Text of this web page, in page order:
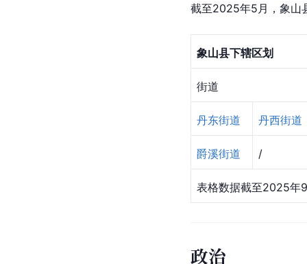
截至2025年5月，象山
象山县下辖区划
街道
丹东街道 丹西街道
爵溪街道 /
表格数据截至2025年
政治